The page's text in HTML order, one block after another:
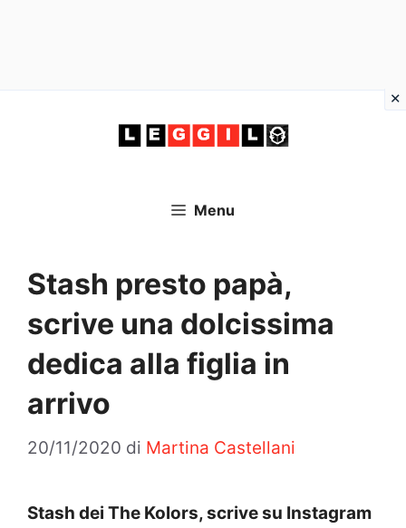
Menu
Stash presto papà,
scrive una dolcissima
dedica alla figlia in
arrivo
20/11/2020 di Martina Castellani
Stash dei The Kolors, scrive su Instagram